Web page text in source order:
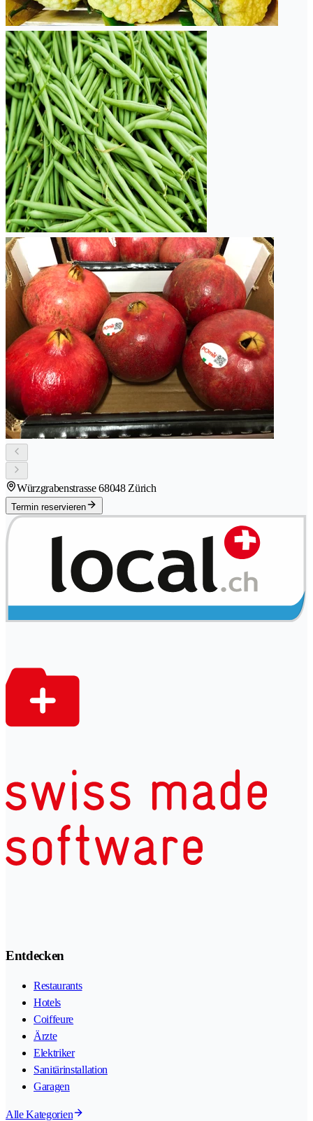
Würzgrabenstrasse 68048 Zürich
Termin reservieren
Entdecken
Restaurants
Hotels
Coiffeure
Ärzte
Elektriker
Sanitärinstallation
Garagen
Alle Kategorien